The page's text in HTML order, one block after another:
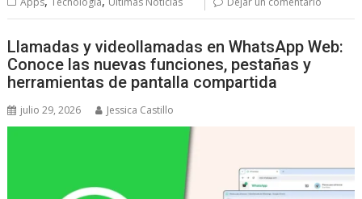
Llamadas y videollamadas en WhatsApp Web:
Conoce las nuevas funciones, pestañas y
herramientas de pantalla compartida
julio 29, 2026 Jessica Castillo